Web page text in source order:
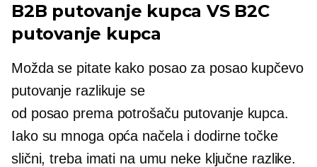
B2B putovanje kupca VS B2C
putovanje kupca
Možda se pitate kako posao za posaokupčevo
putovanje razlikuje se
od posao prema potrošaču putovanje kupca.
Iako su mnoga opća načela i dodirne točke
slični, treba imati na umu neke ključne razlike.